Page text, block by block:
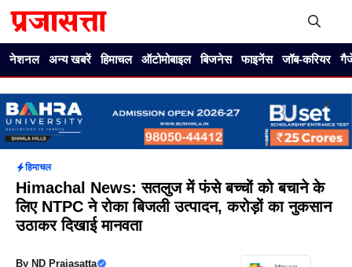
नेशनल अन्य खबरें हिमाचल ऑटोमोबाइल बिजनेस फाइनेंस जॉब-करियर
हिमाचल
Himachal News: सतलुज में फंसे बच्चों को बचाने के
लिए NTPC ने रोका बिजली उत्पादन, करोड़ों का नुकसान
उठाकर दिखाई मानवता
By ND Prajasatta